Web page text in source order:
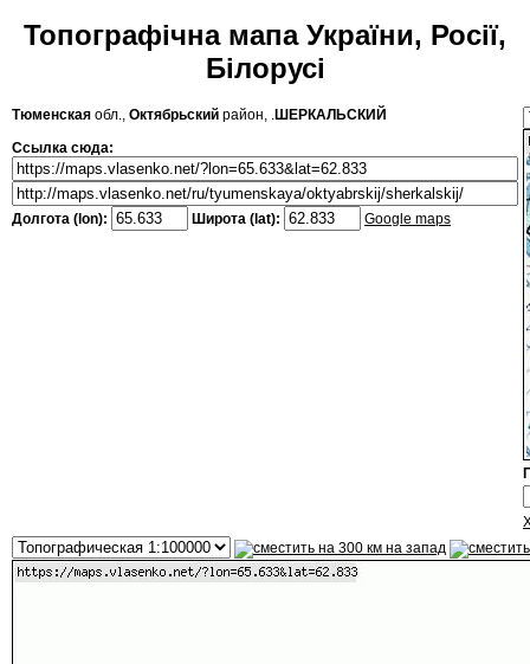
Топографічна мапа України, Росії,
Білорусі
Тюменская обл., Октябрьский район, .ШЕРКАЛЬСКИЙ
Ссылка сюда:
Долгота (lon): Широта (lat): Google maps